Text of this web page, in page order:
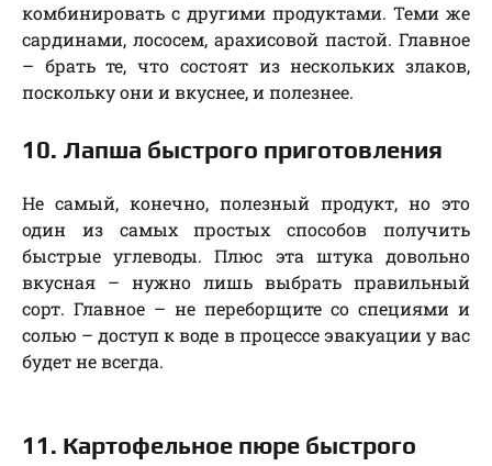
комбинировать с другими продуктами. Теми же
сардинами, лососем, арахисовой пастой. Главное
– брать те, что состоят из нескольких злаков,
поскольку они и вкуснее, и полезнее.
10. Лапша быстрого приготовления
Не самый, конечно, полезный продукт, но это
один из самых простых способов получить
быстрые углеводы. Плюс эта штука довольно
вкусная – нужно лишь выбрать правильный
сорт. Главное – не переборщите со специями и
солью – доступ к воде в процессе эвакуации у вас
будет не всегда.
11. Картофельное пюре быстрого